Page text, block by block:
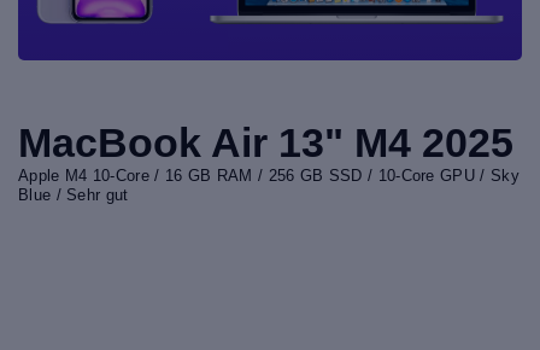
MacBook Air 13" M4 2025
Apple M4 10-Core / 16 GB RAM / 256 GB SSD / 10-Core GPU / Sky
Blue / Sehr gut